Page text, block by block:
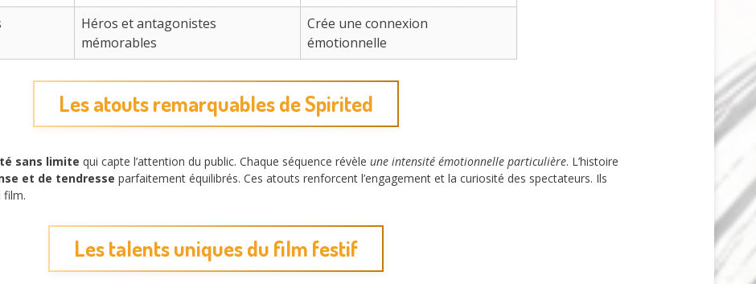
Héros et antagonistes
mémorables
Crée une connexion
émotionnelle
Les atouts remarquables de Spirited
sans limite qui capte l’attention du public. Chaque séquence révèle une intensité émotionnelle particulière. L’histoire
et de tendresse parfaitement équilibrés. Ces atouts renforcent l’engagement et la curiosité des spectateurs. Ils
film.
Les talents uniques du film festif